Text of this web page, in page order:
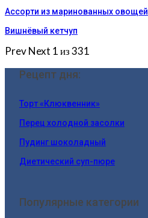
Ассорти из маринованных овощей
Вишнёвый кетчуп
PrevNext 1 из 331
Рецепт дня:
Торт «Клюквенник»
Перец холодной засолки
Пудинг шоколадный
Диетический суп-пюре
Популярные категории